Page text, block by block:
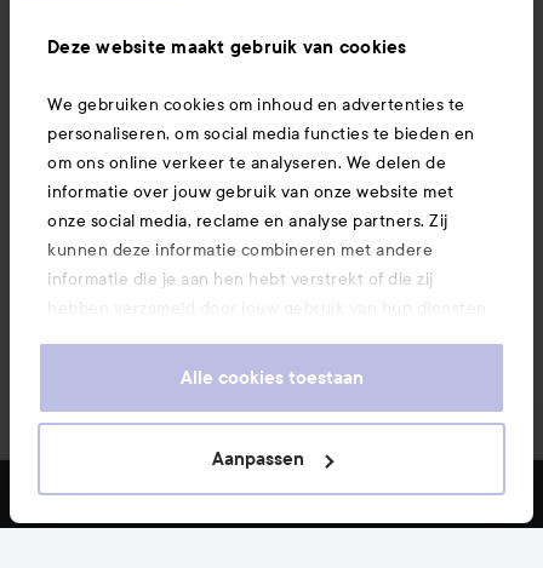
Deze website maakt gebruik van cookies
We gebruiken cookies om inhoud en advertenties te
personaliseren, om social media functies te bieden en
om ons online verkeer te analyseren. We delen de
informatie over jouw gebruik van onze website met
onze social media, reclame en analyse partners. Zij
kunnen deze informatie combineren met andere
informatie die je aan hen hebt verstrekt of die zij
hebben verzameld door jouw gebruik van hun diensten.
website te blijven gebruiken. Voor meer informatie over
je graag door naar ons cookiebeleid.
Alle cookies toestaan
Aanpassen
FILTER MEEST VERKOCHT
Ook interessant
Download hier onze app
Copyright 2026